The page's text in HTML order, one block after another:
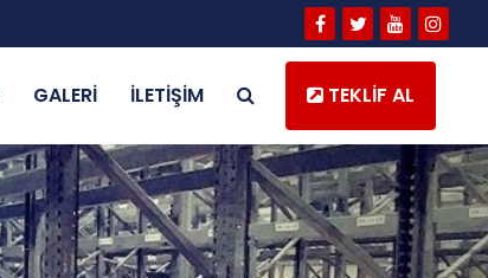
GALERİ İLETİŞİM TEKLİF AL